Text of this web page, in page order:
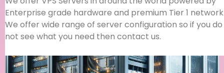
Enterprise grade hardware and premium Tier 1
We offer wide range of server configuration so if you do
not see what you need then contact us.